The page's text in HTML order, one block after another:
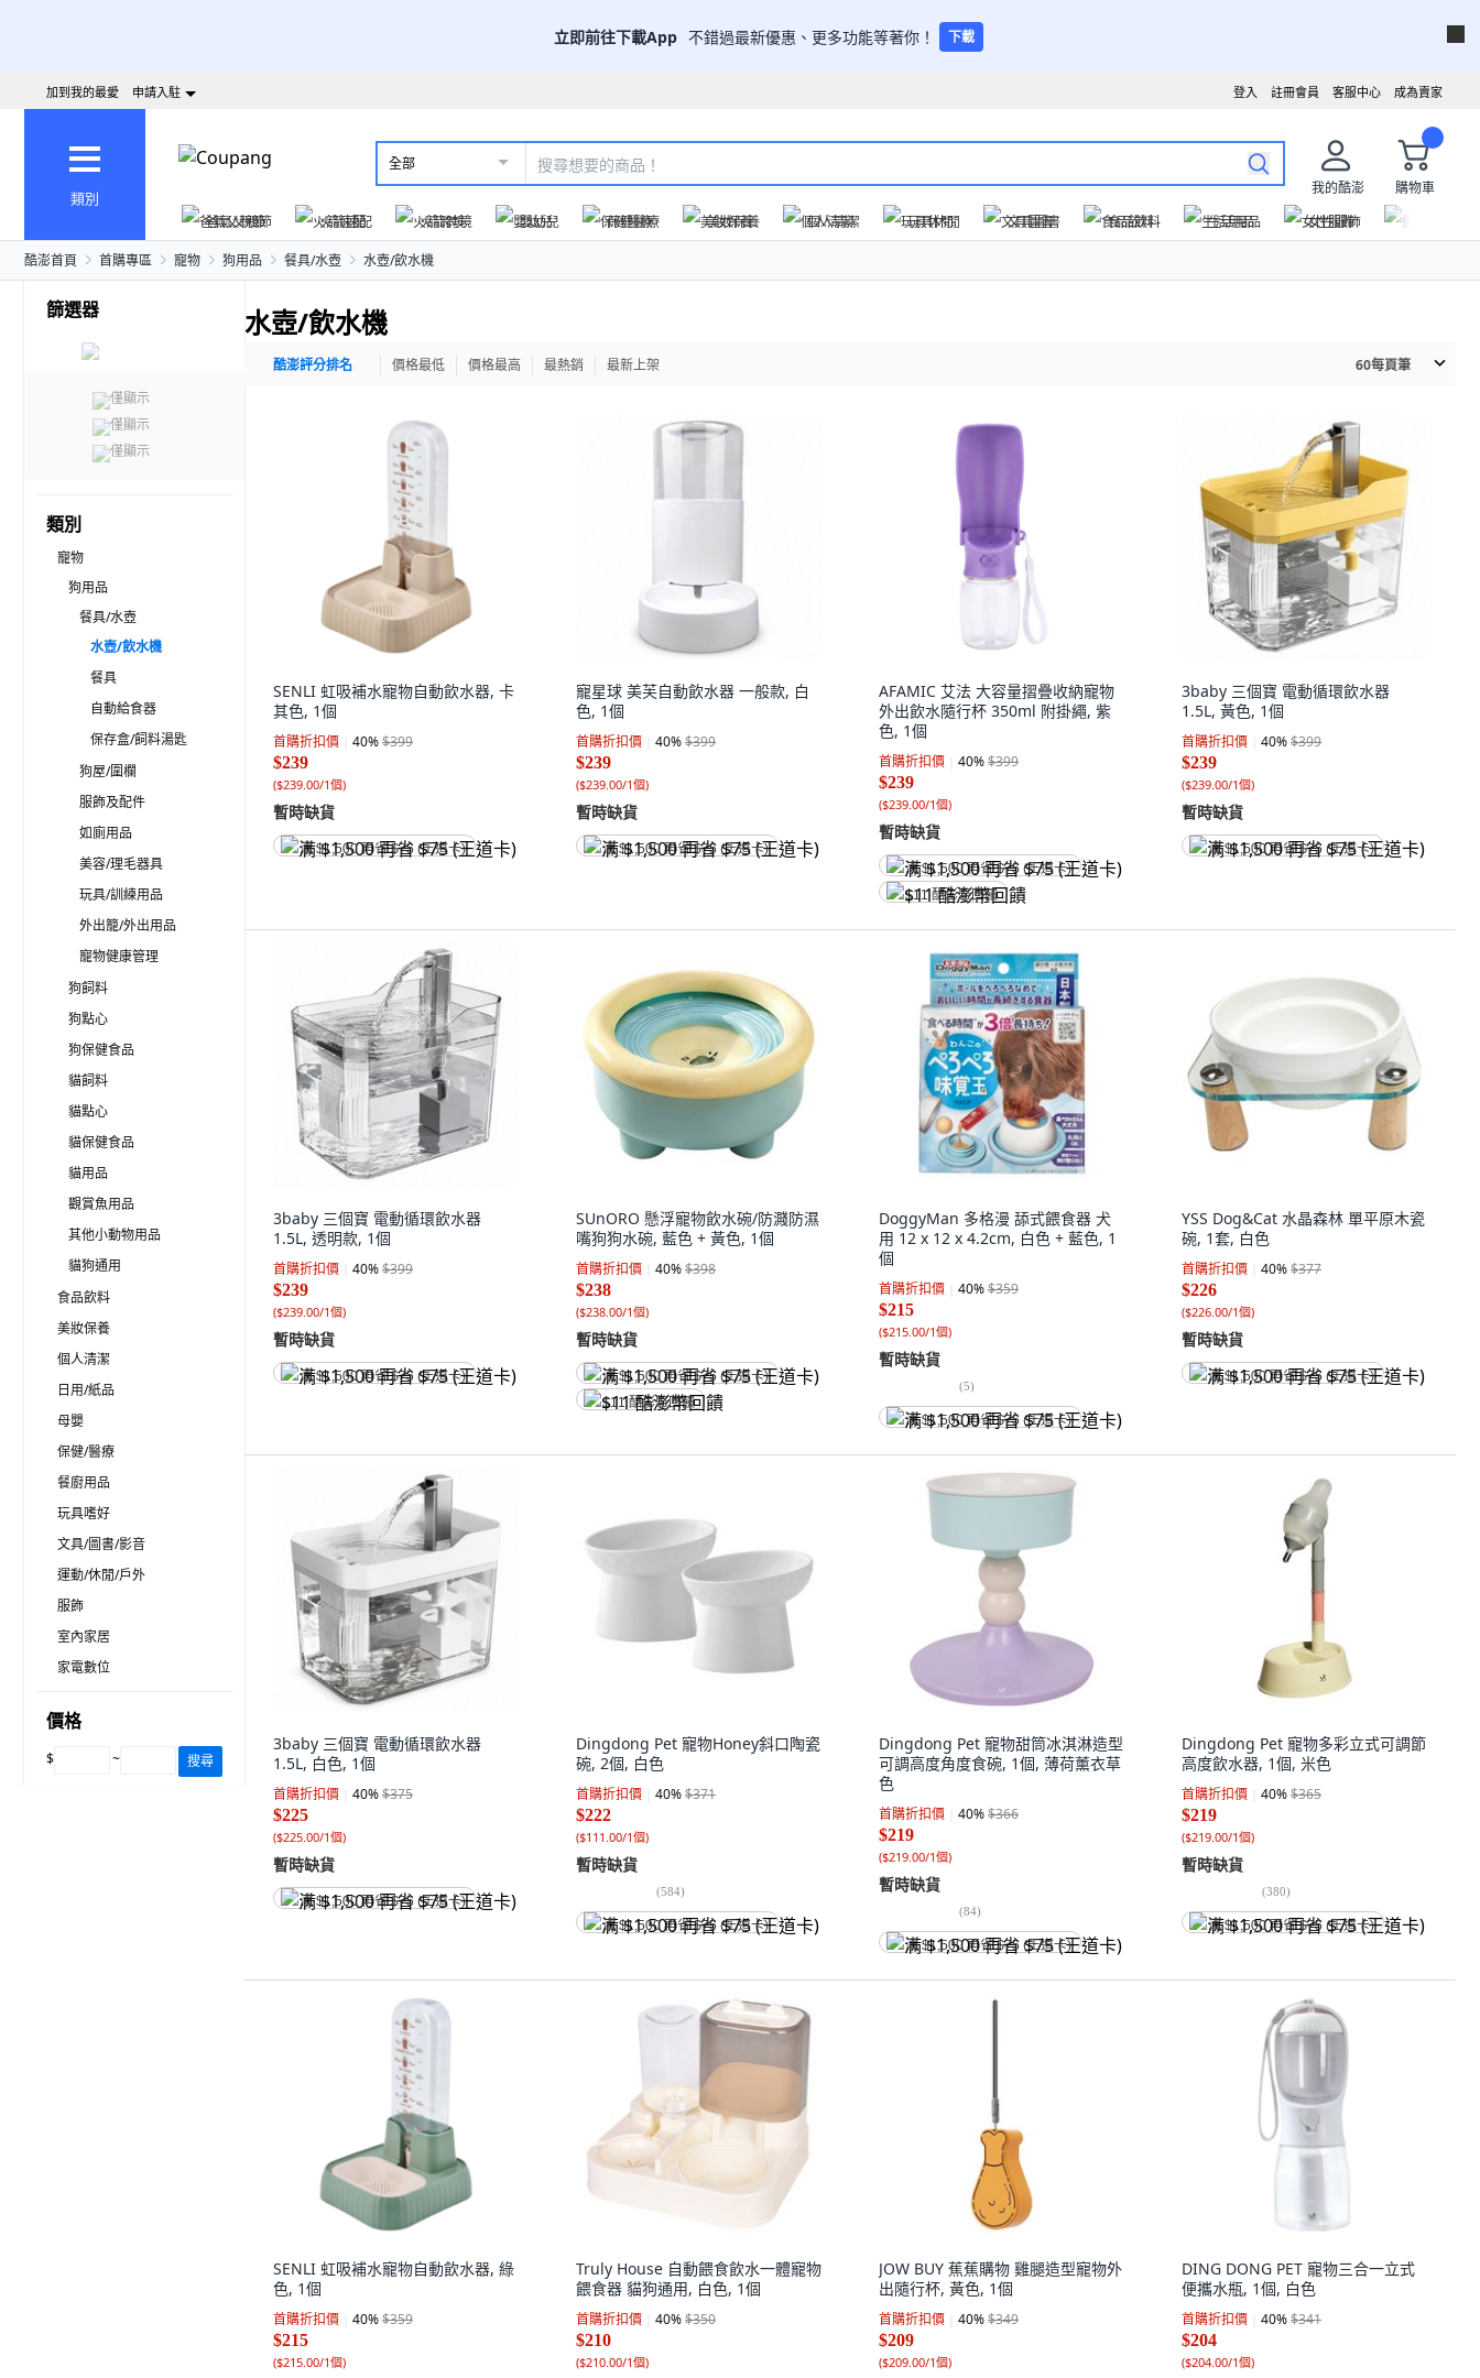
立即前往下載App 不錯過最新優惠、更多功能等著你！ 下載
成為賣家
客服中心
註冊會員
登入
加到我的最愛 申請入駐
類別
全部
我的酷澎
購物車
爸氣父親節
火箭速配 火箭跨境 嬰幼兒 保健醫療 美妝保養 個人清潔 玩具休閒 文具圖書 食品飲料 生活用品 女性服飾
酷澎首頁 首購專區 寵物 狗用品 餐具/水壺 水壺/飲水機
篩選器
僅顯示
僅顯示
僅顯示
類別
寵物
狗用品
餐具/水壺
水壺/飲水機
餐具
自動給食器
保存盒/飼料湯匙
狗屋/圍欄
服飾及配件
如廁用品
美容/理毛器具
玩具/訓練用品
外出籠/外出用品
寵物健康管理
狗飼料
狗點心
狗保健食品
貓飼料
貓點心
貓保健食品
貓用品
觀賞魚用品
其他小動物用品
貓狗通用
食品飲料
美妝保養
個人清潔
日用/紙品
母嬰
保健/醫療
餐廚用品
玩具嗜好
文具/圖書/影音
運動/休閒/戶外
服飾
室內家居
家電數位
價格
$ ~ 搜尋
水壺/飲水機
酷澎評分排名 價格最低 價格最高 最熱銷 最新上架 60每頁筆
SENLI 虹吸補水寵物自動飲水器, 卡
其色, 1個
首購折扣價 40%$399
$239
($239.00/1個)
暫時缺貨
满 $1,500 再省 $75 (王道卡)
寵星球 美芙自動飲水器 一般款, 白
色, 1個
首購折扣價 40%$399
$239
($239.00/1個)
暫時缺貨
满 $1,500 再省 $75 (王道卡)
AFAMIC 艾法 大容量摺疊收納寵物
外出飲水隨行杯 350ml 附掛繩, 紫
色, 1個
首購折扣價 40%$399
$239
($239.00/1個)
暫時缺貨
满 $1,500 再省 $75 (王道卡)
$11 酷澎幣回饋
3baby 三個寶 電動循環飲水器
1.5L, 黃色, 1個
首購折扣價 40%$399
$239
($239.00/1個)
暫時缺貨
满 $1,500 再省 $75 (王道卡)
3baby 三個寶 電動循環飲水器
1.5L, 透明款, 1個
首購折扣價 40%$399
$239
($239.00/1個)
暫時缺貨
满 $1,500 再省 $75 (王道卡)
SUnORO 懸浮寵物飲水碗/防濺防濕
嘴狗狗水碗, 藍色 + 黃色, 1個
首購折扣價 40%$398
$238
($238.00/1個)
暫時缺貨
满 $1,500 再省 $75 (王道卡)
$11 酷澎幣回饋
DoggyMan 多格漫 舔式餵食器 犬
用 12 x 12 x 4.2cm, 白色 + 藍色, 1
個
首購折扣價 40%$359
$215
($215.00/1個)
暫時缺貨
(5)
满 $1,500 再省 $75 (王道卡)
YSS Dog&Cat 水晶森林 單平原木瓷
碗, 1套, 白色
首購折扣價 40%$377
$226
($226.00/1個)
暫時缺貨
满 $1,500 再省 $75 (王道卡)
3baby 三個寶 電動循環飲水器
1.5L, 白色, 1個
首購折扣價 40%$375
$225
($225.00/1個)
暫時缺貨
满 $1,500 再省 $75 (王道卡)
Dingdong Pet 寵物Honey斜口陶瓷
碗, 2個, 白色
首購折扣價 40%$371
$222
($111.00/1個)
暫時缺貨
(584)
满 $1,500 再省 $75 (王道卡)
Dingdong Pet 寵物甜筒冰淇淋造型
可調高度角度食碗, 1個, 薄荷薰衣草
色
首購折扣價 40%$366
$219
($219.00/1個)
暫時缺貨
(84)
满 $1,500 再省 $75 (王道卡)
Dingdong Pet 寵物多彩立式可調節
高度飲水器, 1個, 米色
首購折扣價 40%$365
$219
($219.00/1個)
暫時缺貨
(380)
满 $1,500 再省 $75 (王道卡)
SENLI 虹吸補水寵物自動飲水器, 綠
色, 1個
首購折扣價 40%$359
$215
($215.00/1個)
Truly House 自動餵食飲水一體寵物
餵食器 貓狗通用, 白色, 1個
首購折扣價 40%$350
$210
($210.00/1個)
JOW BUY 蕉蕉購物 雞腿造型寵物外
出隨行杯, 黃色, 1個
首購折扣價 40%$349
$209
($209.00/1個)
DING DONG PET 寵物三合一立式
便攜水瓶, 1個, 白色
首購折扣價 40%$341
$204
($204.00/1個)